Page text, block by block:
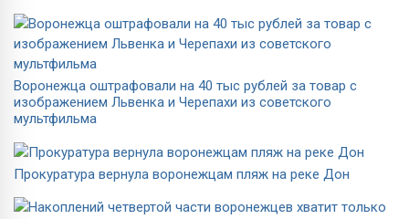
Воронежца оштрафовали на 40 тыс рублей за товар с
изображением Львенка и Черепахи из советского
мультфильма
Прокуратура вернула воронежцам пляж на реке Дон